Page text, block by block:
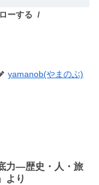
ーする
yamanob(やまのぶ)
力―歴史・人・旅
より